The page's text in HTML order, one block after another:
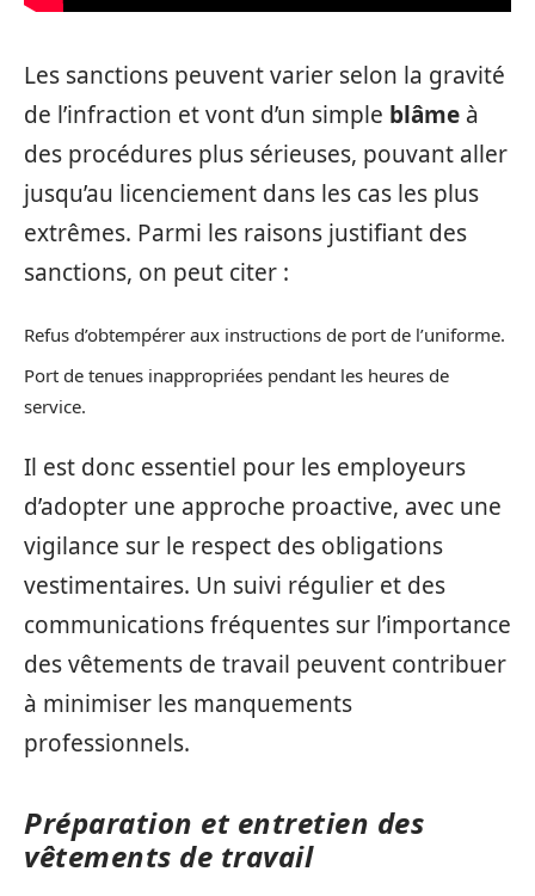
Les sanctions peuvent varier selon la gravité
de l’infraction et vont d’un simple blâme à
des procédures plus sérieuses, pouvant aller
jusqu’au licenciement dans les cas les plus
extrêmes. Parmi les raisons justifiant des
sanctions, on peut citer :
Refus d’obtempérer aux instructions de port de l’uniforme.
Port de tenues inappropriées pendant les heures de
service.
Il est donc essentiel pour les employeurs
d’adopter une approche proactive, avec une
vigilance sur le respect des obligations
vestimentaires. Un suivi régulier et des
communications fréquentes sur l’importance
des vêtements de travail peuvent contribuer
à minimiser les manquements
professionnels.
Préparation et entretien des
vêtements de travail